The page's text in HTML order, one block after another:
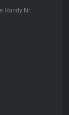
Handy Nr.